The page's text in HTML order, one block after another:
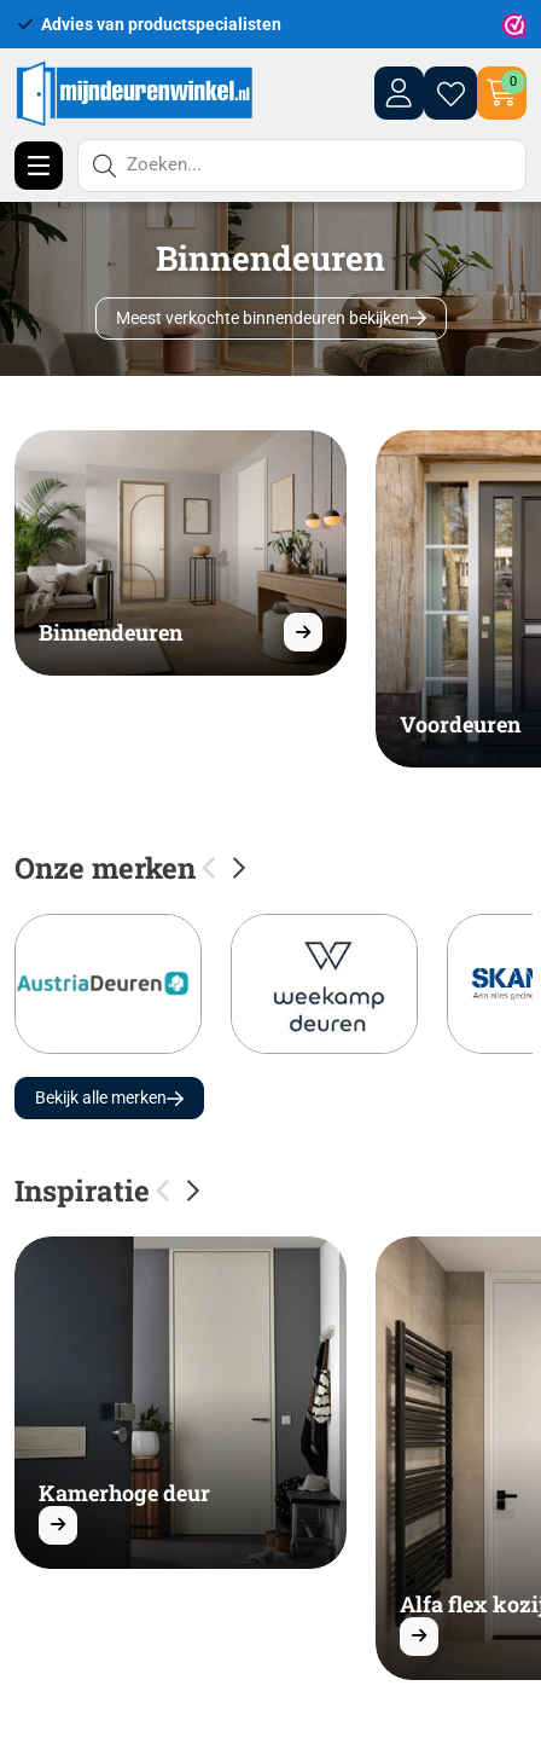
Uitgebreid assortiment uit voorraad
0
Zoeken...
Binnendeuren
Meest verkochte binnendeuren bekijken
Binnendeuren
Voordeuren
Onze merken
Bekijk alle merken
Inspiratie
Kamerhoge deur
Alfa flex